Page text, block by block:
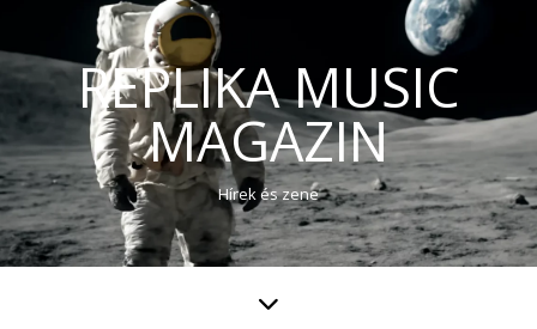
REPLIKA MUSIC
MAGAZIN
Hírek és zene